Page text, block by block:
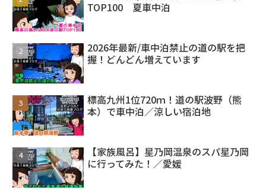
TOP100 夏車中泊
2026年最新/車中泊禁止の道の駅を把
握！どんどん増えています
標高九州1位720ｍ！道の駅波野（熊
本）で車中泊／涼しい宿泊地
【家族風呂】星乃岡温泉のスパ星乃岡
に行ってみた！／愛媛